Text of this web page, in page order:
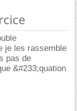
je les rassemble
pas de
&#233;quation